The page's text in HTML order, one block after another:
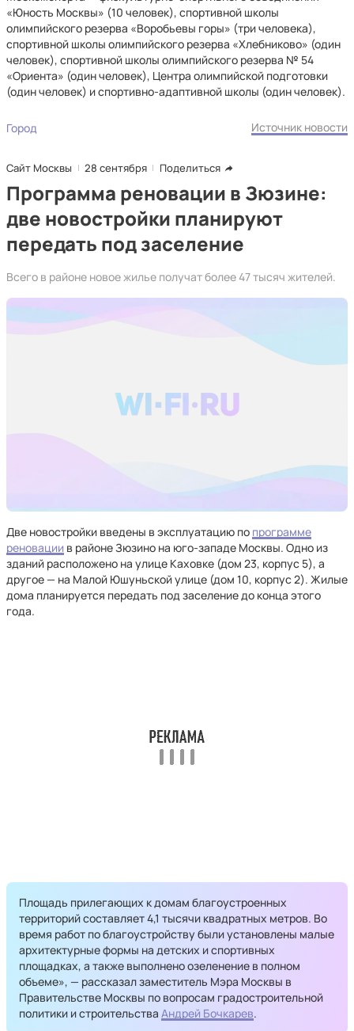
«Юность Москвы» (10 человек), спортивной школы
олимпийского резерва «Воробьевы горы» (три человека),
спортивной школы олимпийского резерва «Хлебниково» (один
человек), спортивной школы олимпийского резерва № 54
«Ориента» (один человек), Центра олимпийской подготовки
(один человек) и спортивно-адаптивной школы (один человек).
Город Источник новости
Сайт Москвы 28 сентября Поделиться
Программа реновации в Зюзине:
две новостройки планируют
передать под заселение
Всего в районе новое жилье получат более 47 тысяч жителей.
Две новостройки введены в эксплуатацию по программе
реновации в районе Зюзино на юго-западе Москвы. Одно из
зданий расположено на улице Каховке (дом 23, корпус 5), а
другое — на Малой Юшуньской улице (дом 10, корпус 2). Жилые
дома планируется передать под заселение до конца этого
года.
Площадь прилегающих к домам благоустроенных
территорий составляет 4,1 тысячи квадратных метров. Во
время работ по благоустройству были установлены малые
архитектурные формы на детских и спортивных
площадках, а также выполнено озеленение в полном
объеме», — рассказал заместитель Мэра Москвы в
Правительстве Москвы по вопросам градостроительной
политики и строительства Андрей Бочкарев.